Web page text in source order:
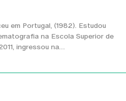
em Portugal, (1982). Estudou
na Escola Superior de
ingressou na…